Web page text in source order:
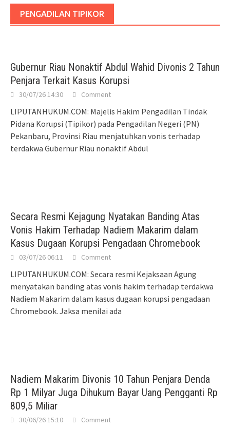
PENGADILAN TIPIKOR
Gubernur Riau Nonaktif Abdul Wahid Divonis 2 Tahun
Penjara Terkait Kasus Korupsi
30/07/26 14:30 Comment
LIPUTANHUKUM.COM: Majelis Hakim Pengadilan Tindak
Pidana Korupsi (Tipikor) pada Pengadilan Negeri (PN)
Pekanbaru, Provinsi Riau menjatuhkan vonis terhadap
terdakwa Gubernur Riau nonaktif Abdul
Secara Resmi Kejagung Nyatakan Banding Atas
Vonis Hakim Terhadap Nadiem Makarim dalam
Kasus Dugaan Korupsi Pengadaan Chromebook
03/07/26 06:11 Comment
LIPUTANHUKUM.COM: Secara resmi Kejaksaan Agung
menyatakan banding atas vonis hakim terhadap terdakwa
Nadiem Makarim dalam kasus dugaan korupsi pengadaan
Chromebook. Jaksa menilai ada
Nadiem Makarim Divonis 10 Tahun Penjara Denda
Rp 1 Milyar Juga Dihukum Bayar Uang Pengganti Rp
809,5 Miliar
30/06/26 15:10 Comment